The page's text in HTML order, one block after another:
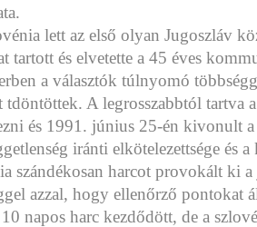
lett az első olyan Jugoszláv
tartott és elvetette a 45 éves
a választók túlnyomó
tdöntöttek. A legrosszabbtól tartva
és 1991. június 25-én kivonult
iránti elkötelezettsége és
szándékosan harcot provokált ki
azzal, hogy ellenőrző pontokat
napos harc kezdődött, de a